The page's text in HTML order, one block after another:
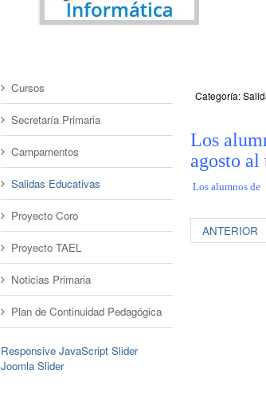
Cursos
Secretaría Primaria
Campamentos
Salidas Educativas
Proyecto Coro
Proyecto TAEL
Noticias Primaria
Plan de Continuidad Pedagógica
Responsive JavaScript Slider
Joomla Slider
Categoría:
Los
agosto
Los alumnos de
ANTERIOR